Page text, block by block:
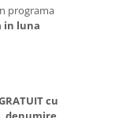
programa
in luna
cu